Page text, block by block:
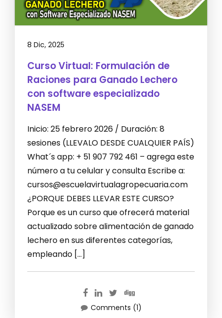
8 Dic, 2025
Curso Virtual: Formulación de
Raciones para Ganado Lechero
con software especializado
NASEM
Inicio: 25 febrero 2026 / Duración: 8
sesiones (LLEVALO DESDE CUALQUIER PAÍS)
What´s app: + 51 907 792 461 – agrega este
número a tu celular y consulta Escribe a:
cursos@escuelavirtualagropecuaria.com
¿PORQUE DEBES LLEVAR ESTE CURSO?
Porque es un curso que ofrecerá material
actualizado sobre alimentación de ganado
lechero en sus diferentes categorías,
empleando […]
Comments (1)